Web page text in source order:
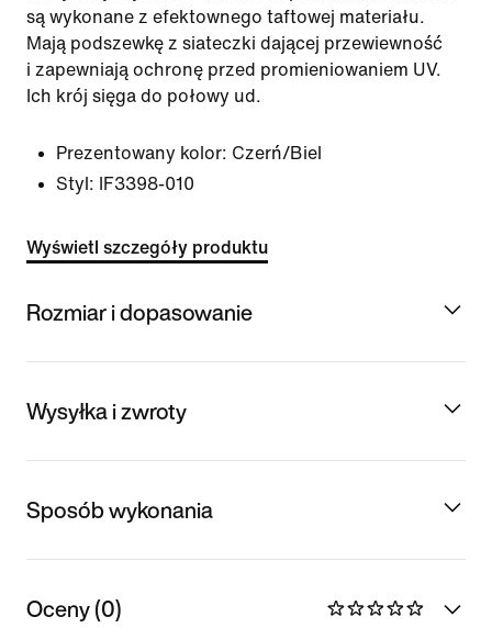
są wykonane z efektownego taftowej materiału.
Mają podszewkę z siateczki dającej przewiewność
i zapewniają ochronę przed promieniowaniem UV.
Ich krój sięga do połowy ud.
Prezentowany kolor: Czerń/Biel
Styl:
IF3398-010
Wyświetl szczegóły produktu
Rozmiar i dopasowanie
Wysyłka i zwroty
Sposób wykonania
Oceny (0)